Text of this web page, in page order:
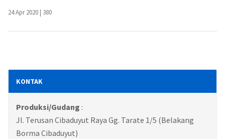
24 Apr 2020 | 380
KONTAK
Produksi/Gudang :
Jl. Terusan Cibaduyut Raya Gg. Tarate 1/5 (Belakang
Borma Cibaduyut)